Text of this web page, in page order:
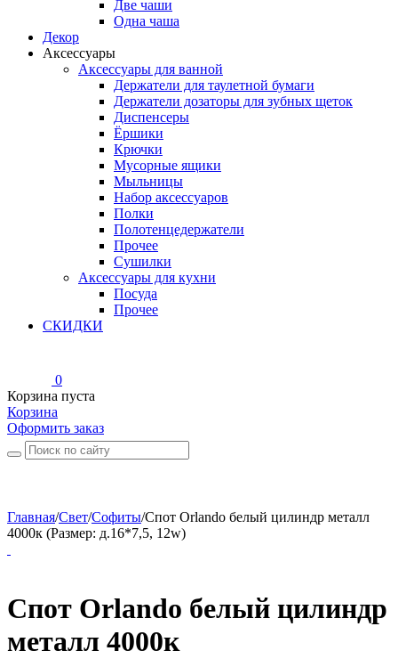
Две чаши
Одна чаша
Декор
Аксессуары
Аксессуары для ванной
Держатели для таулетной бумаги
Держатели дозаторы для зубных щеток
Диспенсеры
Ёршики
Крючки
Мусорные ящики
Мыльницы
Набор аксессуаров
Полки
Полотенцедержатели
Прочее
Сушилки
Аксессуары для кухни
Посуда
Прочее
СКИДКИ
0
Корзина пуста
Корзина
Оформить заказ
Главная/Свет/Софиты/Спот Orlando белый цилиндр металл
4000к (Размер: д.16*7,5, 12w)
Спот Orlando белый цилиндр
металл 4000к